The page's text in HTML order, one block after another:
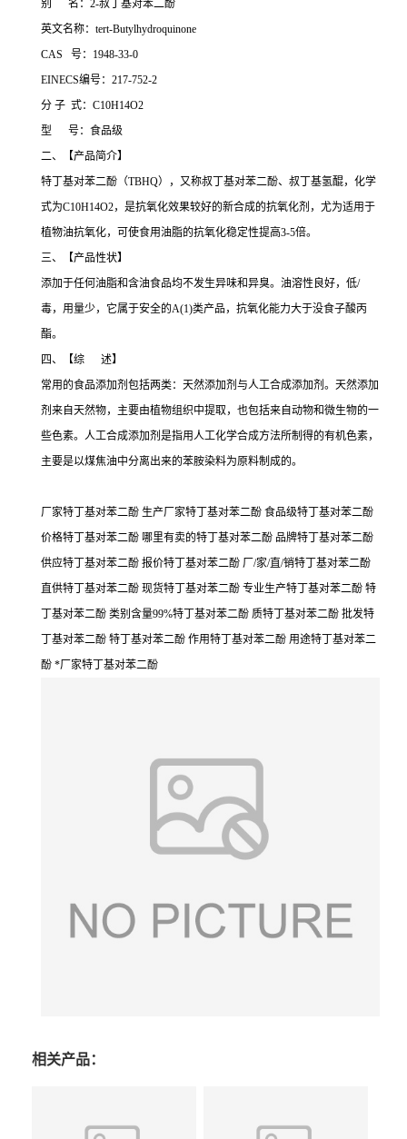
别 名：2-叔丁基对苯二酚
英文名称：tert-Butylhydroquinone
CAS 号：1948-33-0
EINECS编号：217-752-2
分 子 式：C10H14O2
型 号：食品级
二、【产品简介】
特丁基对苯二酚（TBHQ），又称叔丁基对苯二酚、叔丁基氢醌，化学
式为C10H14O2，是抗氧化效果较好的新合成的抗氧化剂，尤为适用于
植物油抗氧化，可使食用油脂的抗氧化稳定性提高3-5倍。
三、【产品性状】
添加于任何油脂和含油食品均不发生异味和异臭。油溶性良好，低/
毒，用量少，它属于安全的A(1)类产品，抗氧化能力大于没食子酸丙
酯。
四、【综 述】
常用的食品添加剂包括两类：天然添加剂与人工合成添加剂。天然添加
剂来自天然物，主要由植物组织中提取，也包括来自动物和微生物的一
些色素。人工合成添加剂是指用人工化学合成方法所制得的有机色素，
主要是以煤焦油中分离出来的苯胺染料为原料制成的。
厂家特丁基对苯二酚 生产厂家特丁基对苯二酚 食品级特丁基对苯二酚
价格特丁基对苯二酚 哪里有卖的特丁基对苯二酚 品牌特丁基对苯二酚
供应特丁基对苯二酚 报价特丁基对苯二酚 厂/家/直/销特丁基对苯二酚
直供特丁基对苯二酚 现货特丁基对苯二酚 专业生产特丁基对苯二酚 特
丁基对苯二酚 类别含量99%特丁基对苯二酚 质特丁基对苯二酚 批发特
丁基对苯二酚 特丁基对苯二酚 作用特丁基对苯二酚 用途特丁基对苯二
酚 *厂家特丁基对苯二酚
相关产品：